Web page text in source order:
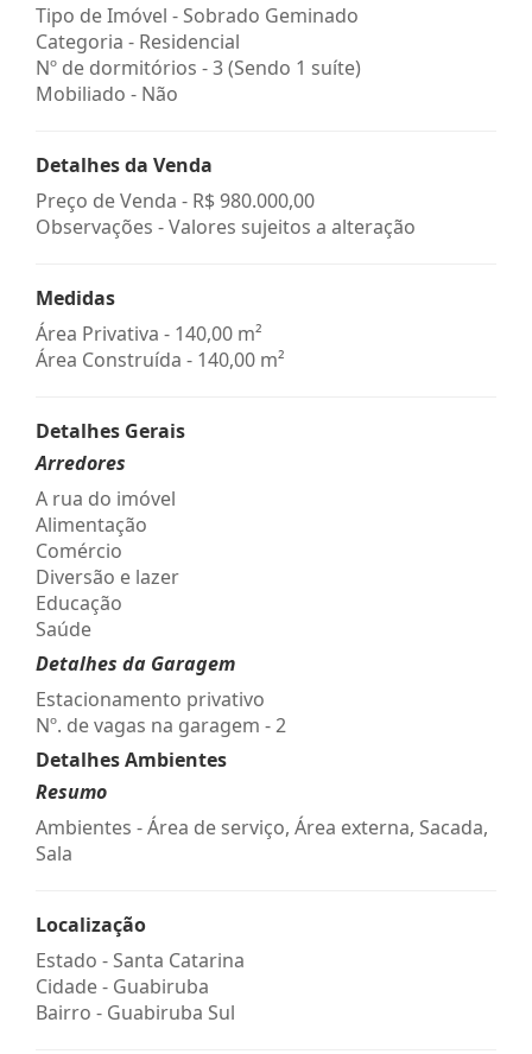
Tipo de Imóvel - Sobrado Geminado
Categoria - Residencial
Nº de dormitórios - 3 (Sendo 1 suíte)
Mobiliado - Não
Detalhes da Venda
Preço de Venda - R$ 980.000,00
Observações - Valores sujeitos a alteração
Medidas
Área Privativa - 140,00 m²
Área Construída - 140,00 m²
Detalhes Gerais
Arredores
A rua do imóvel
Alimentação
Comércio
Diversão e lazer
Educação
Saúde
Detalhes da Garagem
Estacionamento privativo
Nº. de vagas na garagem - 2
Detalhes Ambientes
Resumo
Ambientes - Área de serviço, Área externa, Sacada,
Sala
Localização
Estado -Santa Catarina
Cidade - Guabiruba
Bairro - Guabiruba Sul